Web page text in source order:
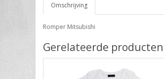
Omschrijving
Romper Mitsubishi
Gerelateerde producten